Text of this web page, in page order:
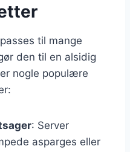
til mange
den til en alsidig
nogle populære
: Server
asparges eller